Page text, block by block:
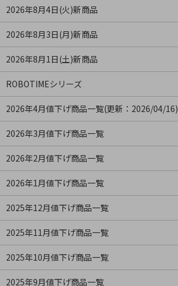
2026年8月4日(火)新商品
2026年8月3日(月)新商品
2026年8月1日(土)新商品
ROBOTIMEシリーズ
2026年4月値下げ商品一覧(更新：2026/04/16)
2026年3月値下げ商品一覧
2026年2月値下げ商品一覧
2026年1月値下げ商品一覧
2025年12月値下げ商品一覧
2025年11月値下げ商品一覧
2025年10月値下げ商品一覧
2025年9月値下げ商品一覧